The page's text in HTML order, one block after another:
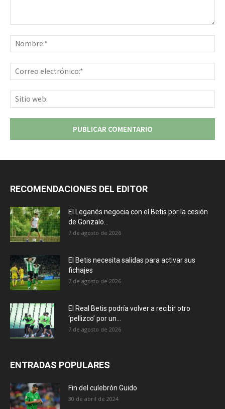
RECOMENDACIONES DEL EDITOR
El Leganés negocia con el Betis por la cesión
de Gonzalo...
7 de agosto de 2026
El Betis necesita salidas para activar sus
fichajes
7 de agosto de 2026
El Real Betis podría volver a recibir otro
‘pellizco’ por un...
7 de agosto de 2026
ENTRADAS POPULARES
Fin del culebrón Guido
30 de abril de 2024